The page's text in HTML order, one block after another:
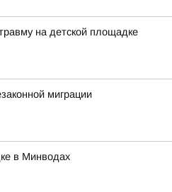
на детской площадке
миграции
в Минводах